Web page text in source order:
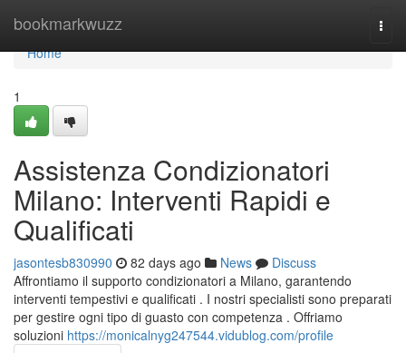
bookmarkwuzz
Home
Home
1
Assistenza Condizionatori
Milano: Interventi Rapidi e
Qualificati
jasontesb830990 82 days ago News
Discuss
Affrontiamo il supporto condizionatori a Milano, garantendo
interventi tempestivi e qualificati . I nostri specialisti sono preparati
per gestire ogni tipo di guasto con competenza . Offriamo
soluzioni https://monicalnyg247544.vidublog.com/profile